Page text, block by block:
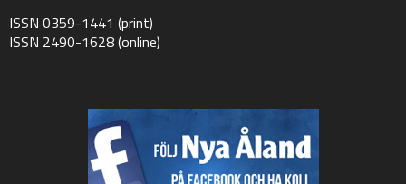
ISSN 0359-1441 (print)
ISSN 2490-1628 (online)